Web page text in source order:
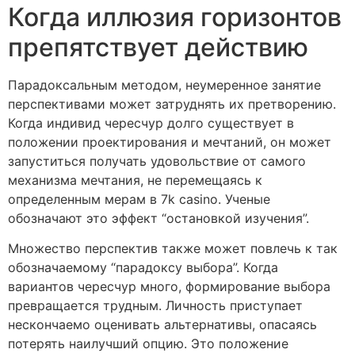
Когда иллюзия горизонтов
препятствует действию
Парадоксальным методом, неумеренное занятие
перспективами может затруднять их претворению.
Когда индивид чересчур долго существует в
положении проектирования и мечтаний, он может
запуститься получать удовольствие от самого
механизма мечтания, не перемещаясь к
определенным мерам в 7k casino. Ученые
обозначают это эффект “остановкой изучения”.
Множество перспектив также может повлечь к так
обозначаемому “парадоксу выбора”. Когда
вариантов чересчур много, формирование выбора
превращается трудным. Личность приступает
нескончаемо оценивать альтернативы, опасаясь
потерять наилучший опцию. Это положение